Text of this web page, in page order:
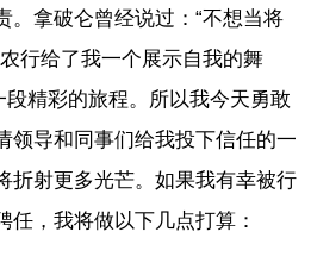
。拿破仑曾经说过：“不想当将
行给了我一个展示自我的舞
段精彩的旅程。所以我今天勇敢
领导和同事们给我投下信任的一
折射更多光芒。如果我有幸被行
任，我将做以下几点打算：